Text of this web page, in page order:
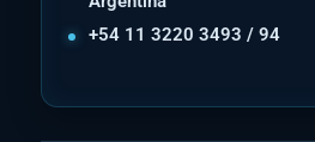
+54 11 3220 3493 / 94